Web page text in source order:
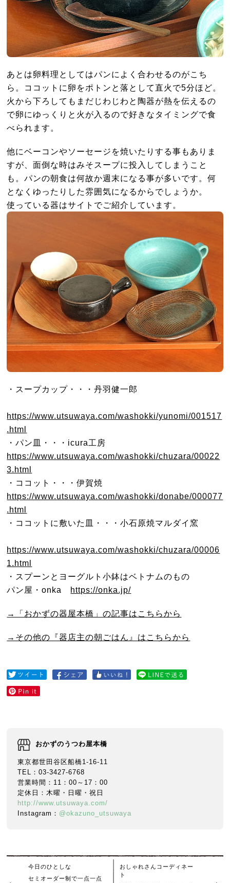
あとは卵料理としてはパンによく合わせるのがこち
ら。ココットに卵をポトンと落として直火で5分ほど。
火から下ろしてもまだじわじわと陶器が熱を伝えるの
で卵にゆっくりと火が入るので好きなタイミングで食
べられます。
他にベーコンやソーセージを焼いたりする事もありま
すが、面倒な時はみそスープに投入してしまうこと
も。パンの朝食は何故か週末になる事が多いです。何
となくゆったりした雰囲気になるからでしょうか。
使っている器はサイトでご紹介しています。
・スープカップ・・・丹羽健一郎
https://www.utsuwaya.com/washokki/yunomi/001517
.html
・パン皿・・・icura工房
https://www.utsuwaya.com/washokki/chuzara/00022
3.html
・ココット・・・伊賀焼
https://www.utsuwaya.com/washokki/donabe/000077
.html
・ココットに敷いた皿・・・小石原焼マルダイ窯
https://www.utsuwaya.com/washokki/chuzara/00006
1.html
・スプーンとヨーグルト小鉢はベトナムのもの
パン屋・onka https://onka.jp/
→「おかずの器屋本橋」の記事はこちらから
→その他の『器店主の朝ごはん』はこちらから
おかずのうつわ屋本橋
東京都世田谷区船橋1-16-11
TEL：03-3427-6768
営業時間：11：00～17：00
定休日：木曜・日曜・祝日
http://www.utsuwaya.com/
Instagram： @okazuno_utsuwaya
今日のひとしな
セミオーダー制で一点一点
おしゃれさんコーディネー
ト